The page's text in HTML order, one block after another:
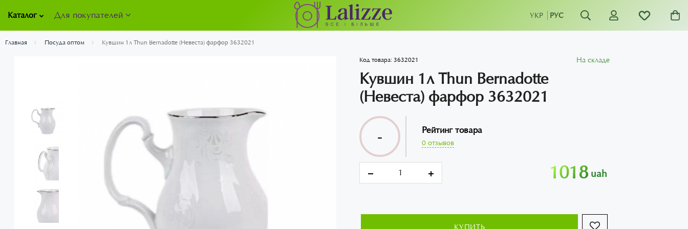
Каталог Для покупателей УКР РУС
Главная Посуда оптом Кувшин 1л Thun Bernadotte (Невеста) фарфор 3632021
Код товара:3632021 На складе
Кувшин 1л Thun Bernadotte
(Невеста) фарфор 3632021
- Рейтинг товара
0 отзывов
1018 uah
КУПИТЬ